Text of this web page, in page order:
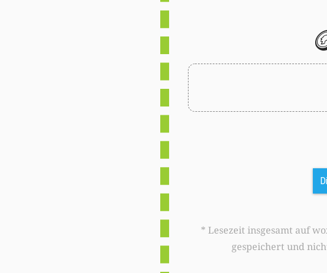
* Lesezeit insgesamt auf woxx.lu: 0 Minute. Diese Daten werden nur in
gespeichert und